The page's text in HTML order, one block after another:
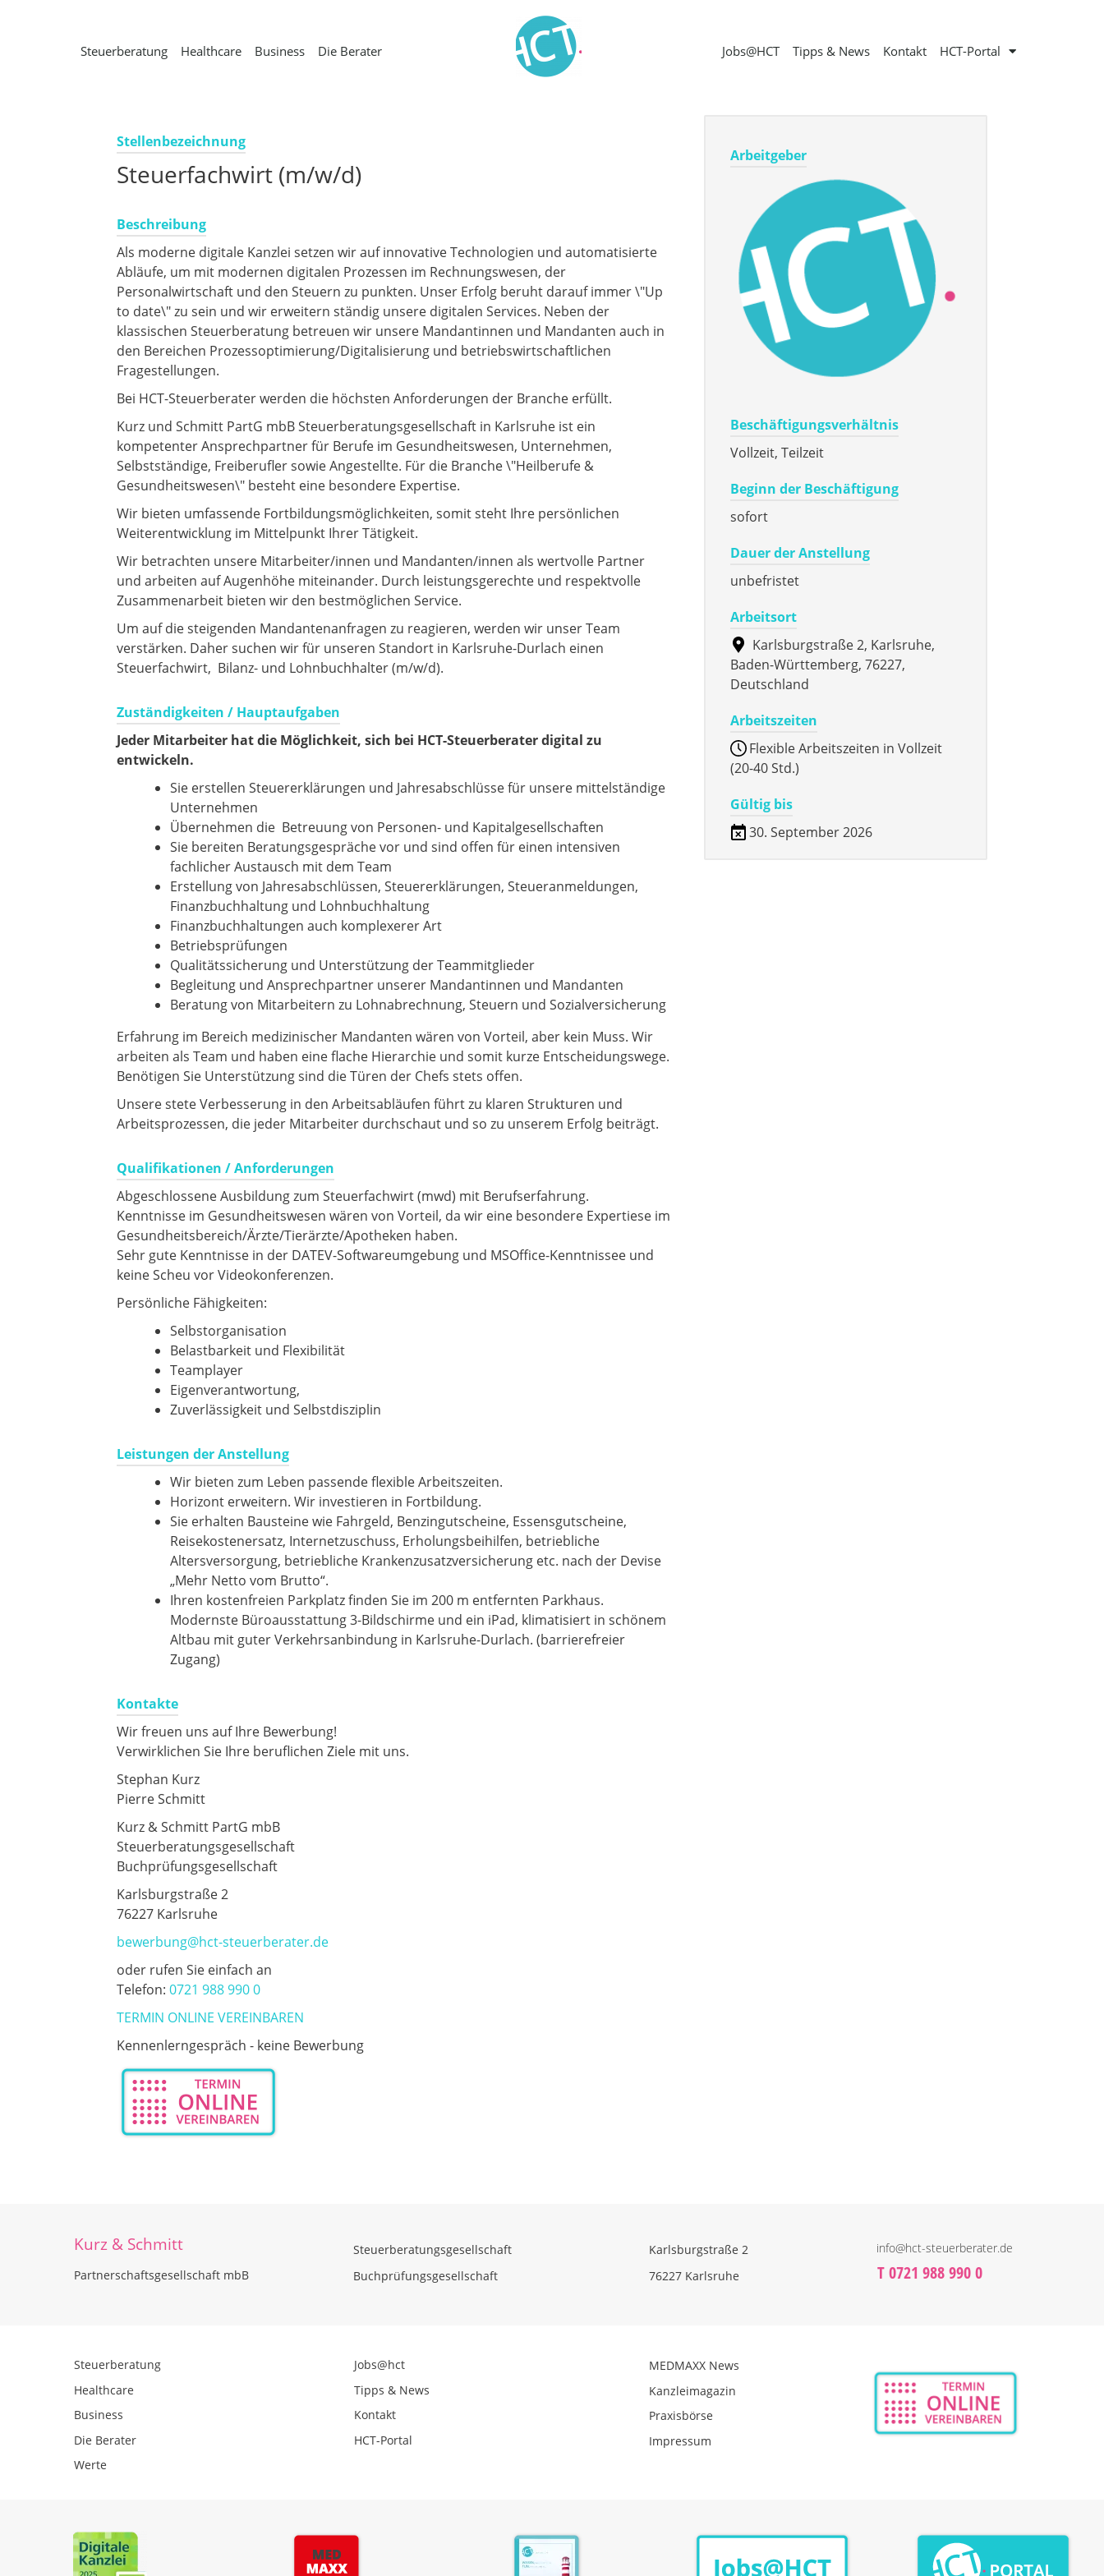
Steuerberatung Healthcare Business Die Berater Jobs@HCT Tipps & News Kontakt HCT-Portal
Stellenbezeichnung
Steuerfachwirt (m/w/d)
Beschreibung
Als moderne digitale Kanzlei setzen wir auf innovative Technologien und automatisierte
Abläufe, um mit modernen digitalen Prozessen im Rechnungswesen, der
Personalwirtschaft und den Steuern zu punkten. Unser Erfolg beruht darauf immer \"Up
to date\" zu sein und wir erweitern ständig unsere digitalen Services. Neben der
klassischen Steuerberatung betreuen wir unsere Mandantinnen und Mandanten auch in
den Bereichen Prozessoptimierung/Digitalisierung und betriebswirtschaftlichen
Fragestellungen.
Bei HCT-Steuerberater werden die höchsten Anforderungen der Branche erfüllt.
Kurz und Schmitt PartG mbB Steuerberatungsgesellschaft in Karlsruhe ist ein
kompetenter Ansprechpartner für Berufe im Gesundheitswesen, Unternehmen,
Selbstständige, Freiberufler sowie Angestellte. Für die Branche \"Heilberufe &
Gesundheitswesen\" besteht eine besondere Expertise.
Wir bieten umfassende Fortbildungsmöglichkeiten, somit steht Ihre persönlichen
Weiterentwicklung im Mittelpunkt Ihrer Tätigkeit.
Wir betrachten unsere Mitarbeiter/innen und Mandanten/innen als wertvolle Partner
und arbeiten auf Augenhöhe miteinander. Durch leistungsgerechte und respektvolle
Zusammenarbeit bieten wir den bestmöglichen Service.
Um auf die steigenden Mandantenanfragen zu reagieren, werden wir unser Team
verstärken. Daher suchen wir für unseren Standort in Karlsruhe-Durlach einen
Steuerfachwirt, Bilanz- und Lohnbuchhalter (m/w/d).
Zuständigkeiten / Hauptaufgaben
Jeder Mitarbeiter hat die Möglichkeit, sich bei HCT-Steuerberaterdigital zu
entwickeln.
Sie erstellen Steuererklärungen und Jahresabschlüsse für unsere mittelständige
Unternehmen
Übernehmen die Betreuung von Personen- und Kapitalgesellschaften
Sie bereiten Beratungsgespräche vor und sind offen für einen intensiven
fachlicher Austausch mit dem Team
Erstellung von Jahresabschlüssen, Steuererklärungen, Steueranmeldungen,
Finanzbuchhaltung und Lohnbuchhaltung
Finanzbuchhaltungen auch komplexerer Art
Betriebsprüfungen
Qualitätssicherung und Unterstützung der Teammitglieder
Begleitung und Ansprechpartner unserer Mandantinnen und Mandanten
Beratung von Mitarbeitern zu Lohnabrechnung, Steuern und Sozialversicherung
Erfahrung im Bereich medizinischer Mandanten wären von Vorteil, aber kein Muss. Wir
arbeiten als Team und haben eine flache Hierarchie und somit kurze Entscheidungswege.
Benötigen Sie Unterstützung sind die Türen der Chefs stets offen.
Unsere stete Verbesserung in den Arbeitsabläufen führt zu klaren Strukturen und
Arbeitsprozessen, die jeder Mitarbeiter durchschaut und so zu unserem Erfolg beiträgt.
Qualifikationen / Anforderungen
Abgeschlossene Ausbildung zum Steuerfachwirt (mwd) mit Berufserfahrung.
Kenntnisse im Gesundheitswesen wären von Vorteil, da wir eine besondere Expertiese im
Gesundheitsbereich/Ärzte/Tierärzte/Apotheken haben.
Sehr gute Kenntnisse in der DATEV-Softwareumgebung und MSOffice-Kenntnissee und
keine Scheu vor Videokonferenzen.
Persönliche Fähigkeiten:
Selbstorganisation
Belastbarkeit und Flexibilität
Teamplayer
Eigenverantwortung,
Zuverlässigkeit und Selbstdisziplin
Leistungen der Anstellung
Wir bieten zum Leben passende flexible Arbeitszeiten.
Horizont erweitern. Wir investieren in Fortbildung.
Sie erhalten Bausteine wie Fahrgeld, Benzingutscheine, Essensgutscheine,
Reisekostenersatz, Internetzuschuss, Erholungsbeihilfen, betriebliche
Altersversorgung, betriebliche Krankenzusatzversicherung etc. nach der Devise
„Mehr Netto vom Brutto“.
Ihren kostenfreien Parkplatz finden Sie im 200 m entfernten Parkhaus.
Modernste Büroausstattung 3-Bildschirme und ein iPad, klimatisiert in schönem
Altbau mit guter Verkehrsanbindung in Karlsruhe-Durlach. (barrierefreier
Zugang)
Kontakte
Wir freuen uns auf Ihre Bewerbung!
Verwirklichen Sie Ihre beruflichen Ziele mit uns.
Stephan Kurz
Pierre Schmitt
Kurz & Schmitt PartG mbB
Steuerberatungsgesellschaft
Buchprüfungsgesellschaft
Karlsburgstraße 2
76227 Karlsruhe
bewerbung@hct-steuerberater.de
oder rufen Sie einfach an
Telefon: 0721 988 990 0
TERMIN ONLINE VEREINBAREN
Kennenlerngespräch - keine Bewerbung
Arbeitgeber
Beschäftigungsverhältnis
Vollzeit, Teilzeit
Beginn der Beschäftigung
sofort
Dauer der Anstellung
unbefristet
Arbeitsort
Karlsburgstraße 2, Karlsruhe,
Baden-Württemberg, 76227,
Deutschland
Arbeitszeiten
Flexible Arbeitszeiten in Vollzeit
(20-40 Std.)
Gültig bis
30. September 2026
Kurz & Schmitt
Partnerschaftsgesellschaft mbB
Steuerberatungsgesellschaft
Buchprüfungsgesellschaft
Karlsburgstraße 2
76227 Karlsruhe
info@hct-steuerberater.de
T 0721 988 990 0
Steuerberatung
Healthcare
Business
Die Berater
Werte
Jobs@hct
Tipps & News
Kontakt
HCT-Portal
MEDMAXX News
Kanzleimagazin
Praxisbörse
Impressum